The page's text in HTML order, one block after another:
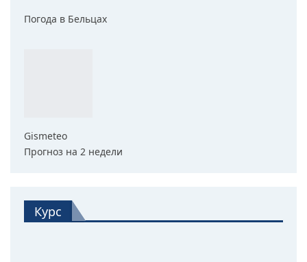
Погода в Бельцах
Gismeteo
Прогноз на 2 недели
Курс